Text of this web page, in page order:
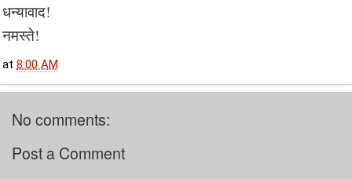
धन्यावाद!
नमस्ते!
at 8:00 AM
No comments:
Post a Comment